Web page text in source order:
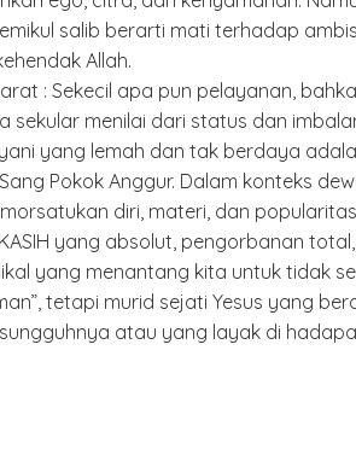
salib berarti mati terhadap
Allah.
: Sekecil apa pun pelayanan,
sekular menilai dari status dan
yang lemah dan tak berdaya
Pokok Anggur. Dalam konteks
diri, materi, dan
yang absolut, pengorbanan
yang menantang kita untuk tidak
tetapi murid sejati Yesus yang
atau yang layak di